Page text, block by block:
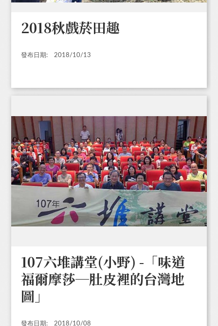
2018秋戲菸田趣
發布日期: 2018/10/13
107六堆講堂(小野) -「味道
福爾摩莎─肚皮裡的台灣地
圖」
發布日期: 2018/10/08